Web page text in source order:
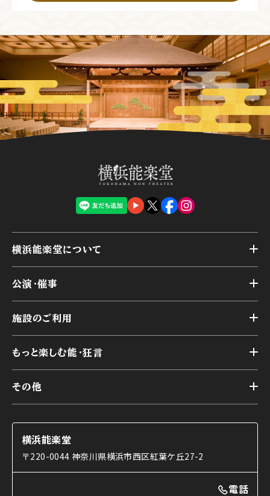
横浜能楽堂について
横浜能楽堂が取り組んだ事業
能舞台の歴史と特徴
様々なお客様に向けて
本舞台座席
交通アクセス
公演・催事
アーカイブ
施設のご利用
第二舞台
研修室
楽屋
ご利用の流れ
利用料金表
もっと楽しむ能・狂言
能舞台と演じ手
使用する道具
能・狂言の曲目説明
その他
コラム
OTABISHO
横浜能楽堂
〒220-0044 神奈川県横浜市西区紅葉ケ丘27-2
電話